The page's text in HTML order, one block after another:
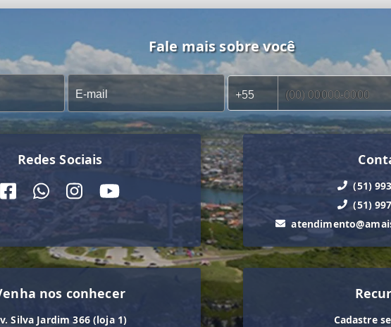
Fale mais sobre você
Redes Sociais
(51)
(51)
nos conhecer
Silva Jardim 366 (loja 1)
Cadastre